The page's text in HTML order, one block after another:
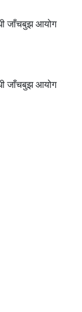
जाँचबुझ आयोग
जाँचबुझ आयोग